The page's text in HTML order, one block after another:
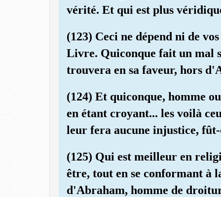
vérité. Et qui est plus
(123) Ceci ne dépend ni de
Livre. Quiconque fait un mal
trouvera en sa faveur, hors
(124) Et quiconque, homme
en étant croyant... les voilà
leur fera aucune injustice,
(125) Qui est meilleur en
être, tout en se conformant à
d'Abraham, homme de